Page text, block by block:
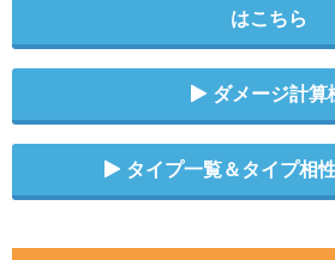
はこちら
ダメージ計算
タイプ一覧＆タイプ相